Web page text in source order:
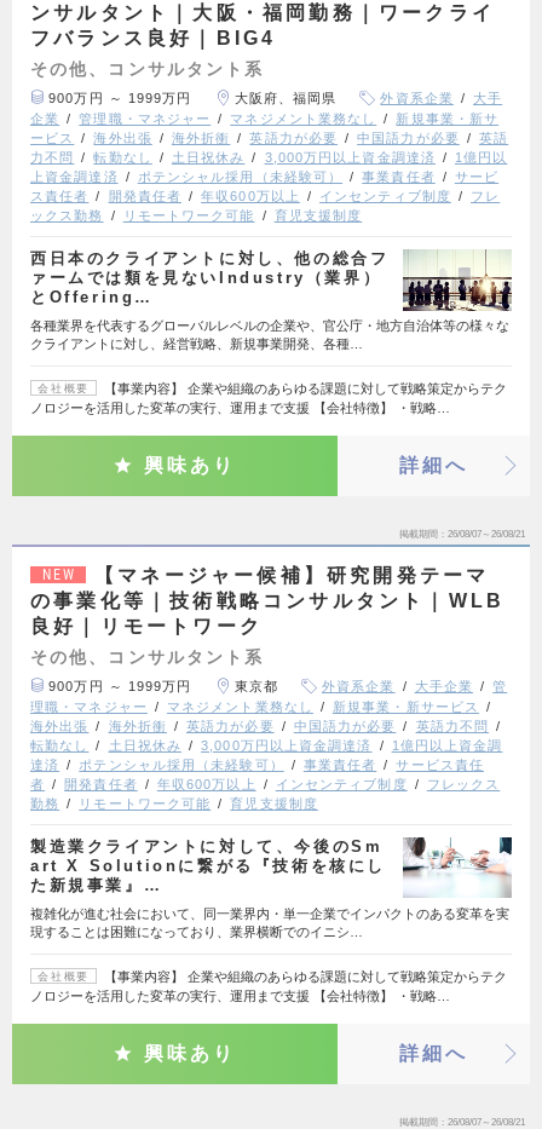
ンサルタント｜大阪・福岡勤務｜ワークライ
フバランス良好｜BIG4
その他、コンサルタント系
900万円 ～ 1999万円 大阪府、福岡県 外資系企業
大手
企業
管理職・マネジャー マネジメント業務なし
新規事業・新サ
ービス
海外出張 海外折衝 英語力が必要 中国語力が必要
英語
力不問
転勤なし 土日祝休み 3,000万円以上資金調達済
1億円以
上資金調達済
ポテンシャル採用（未経験可） 事業責任者
サービ
ス責任者
開発責任者 年収600万以上 インセンティブ制度
フレ
ックス勤務
リモートワーク可能 育児支援制度
西日本のクライアントに対し、他の総合フ
ァームでは類を見ないIndustry（業界）
とOffering…
各種業界を代表するグローバルレベルの企業や、官公庁・地方自治体等の様々な
クライアントに対し、経営戦略、新規事業開発、各種…
会社概要
【事業内容】 企業や組織のあらゆる課題に対して戦略策定からテク
ノロジーを活用した変革の実行、運用まで支援 【会社特徴】 ・戦略…
興味あり 詳細へ
掲載期間 26/08/07～26/08/21
NEW
【マネージャー候補】研究開発テーマ
の事業化等｜技術戦略コンサルタント｜WLB
良好｜リモートワーク
その他、コンサルタント系
900万円 ～ 1999万円 東京都 外資系企業 大手企業
管
理職・マネジャー
マネジメント業務なし
新規事業・新サービス
海外出張
海外折衝 英語力が必要 中国語力が必要
英語力不問
転勤なし
土日祝休み 3,000万円以上資金調達済
1億円以上資金調
達済
ポテンシャル採用（未経験可） 事業責任者
サービス責任
者
開発責任者 年収600万以上 インセンティブ制度
フレックス
勤務
リモートワーク可能 育児支援制度
製造業クライアントに対して、今後のSm
art X Solutionに繋がる『技術を核にし
た新規事業』…
複雑化が進む社会において、同一業界内・単一企業でインパクトのある変革を実
現することは困難になっており、業界横断でのイニシ…
会社概要
【事業内容】 企業や組織のあらゆる課題に対して戦略策定からテク
ノロジーを活用した変革の実行、運用まで支援 【会社特徴】 ・戦略…
興味あり 詳細へ
掲載期間 26/08/07～26/08/21